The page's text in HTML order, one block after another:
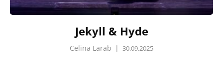
Jekyll & Hyde
Celina Larab | 30.09.2025